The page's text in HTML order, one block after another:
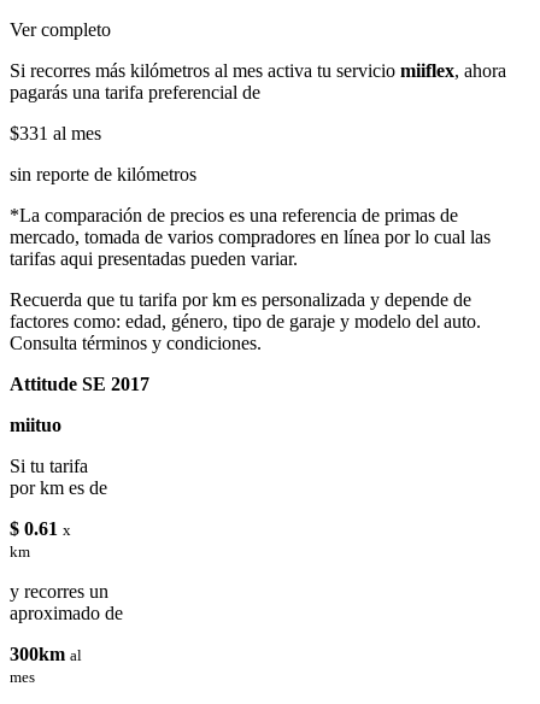
Ver completo
Si recorres más kilómetros al mes activa tu servicio miiflex, ahora
pagarás una tarifa preferencial de
$331 al mes
sin reporte de kilómetros
*La comparación de precios es una referencia de primas de
mercado, tomada de varios compradores en línea por lo cual las
tarifas aqui presentadas pueden variar.
Recuerda que tu tarifa por km es personalizada y depende de
factores como: edad, género, tipo de garaje y modelo del auto.
Consulta términos y condiciones.
Attitude SE 2017
miituo
Si tu tarifa
por km es de
$ 0.61 x
km
y recorres un
aproximado de
300km al
mes